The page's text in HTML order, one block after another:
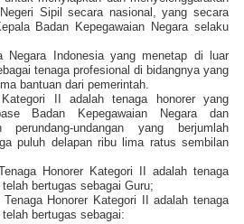
Sipil secara nasional, yang secara
Badan Kepegawaian Negara selaku
Negara Indonesia yang menetap di luar
tenaga profesional di bidangnya yang
bantuan dari pemerintah.
II adalah tenaga honorer yang
Badan Kepegawaian Negara dan
perundang-undangan yang berjumlah
puluh delapan ribu lima ratus sembilan
Honorer Kategori II adalah tenaga
bertugas sebagai Guru;
Honorer Kategori II adalah tenaga
bertugas sebagai: